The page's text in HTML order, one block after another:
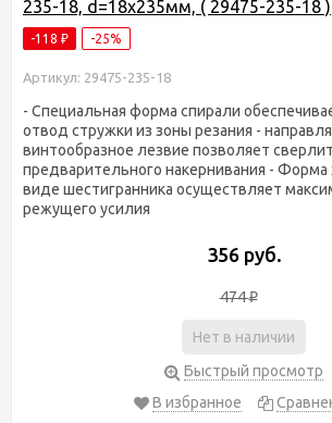
235-18, d=18х235мм, ( 29475-235-18 )
-118 ₽ -25%
Артикул: 29475-235-18
- Специальная форма спирали
отвод стружки из зоны резания -
винтообразное лезвие позволяет
предварительного накернивания - Форма
виде шестигранника осуществляет
режущего усилия
356 руб.
474₽
Нет в наличии
Быстрый просмотр
В избранное